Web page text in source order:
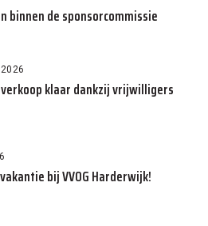
binnen de sponsorcommissie
2026
klaar dankzij vrijwilligers
bij VVOG Harderwijk!